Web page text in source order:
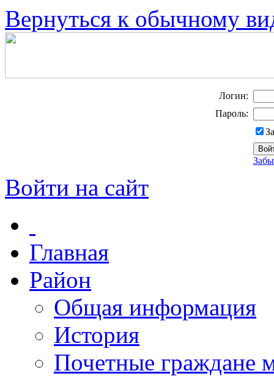
Вернуться к обычному
Логин:
Пароль:
Войти на сайт
Главная
Район
Общая информация
История
Почетные граждане